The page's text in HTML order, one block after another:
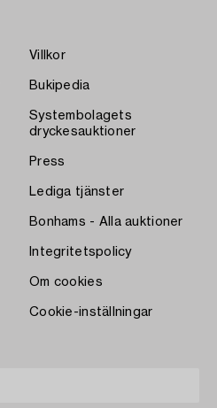
Villkor
Bukipedia
Systembolagets
dryckesauktioner
Press
Lediga tjänster
Bonhams - Alla auktioner
Integritetspolicy
Om cookies
Cookie-inställningar